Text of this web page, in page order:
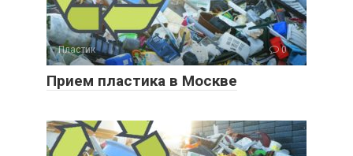
Пластик 0
Прием пластика в Москве